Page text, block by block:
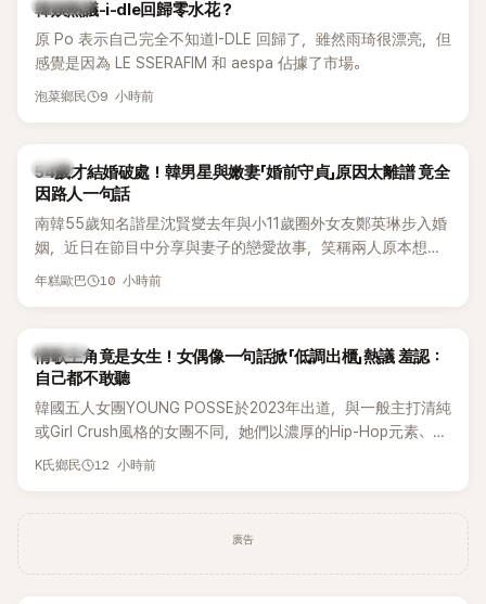
熱議討論
韓娛熱議-i-dle回歸零水花？
原 Po 表示自己完全不知道I-DLE 回歸了，雖然雨琦很漂亮，但
感覺是因為 LE SSERAFIM 和 aespa 佔據了市場。
泡菜鄉民 9 小時前
韓星
54歲才結婚破處！韓男星與嫩妻「婚前守貞」原因太離譜 竟全
因路人一句話
南韓55歲知名諧星沈賢燮去年與小11歲圈外女友鄭英琳步入婚
姻，近日在節目中分享與妻子的戀愛故事，笑稱兩人原本想享
受兩人世界，沒想到站在飯店門口時竟被路人認出，還一路替
年糕歐巴 10 小時前
K-POP
情歌主角竟是女生！女偶像一句話掀「低調出櫃」熱議 羞認：
自己都不敢聽
韓國五人女團YOUNG POSSE於2023年出道，與一般主打清純
或Girl Crush風格的女團不同，她們以濃厚的Hip-Hop元素、自
創Rap及成員親自參與創作為特色，MV也融入美式街頭、塗
K氏鄉民 12 小時前
廣告